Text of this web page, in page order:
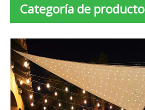
Categoría de producto